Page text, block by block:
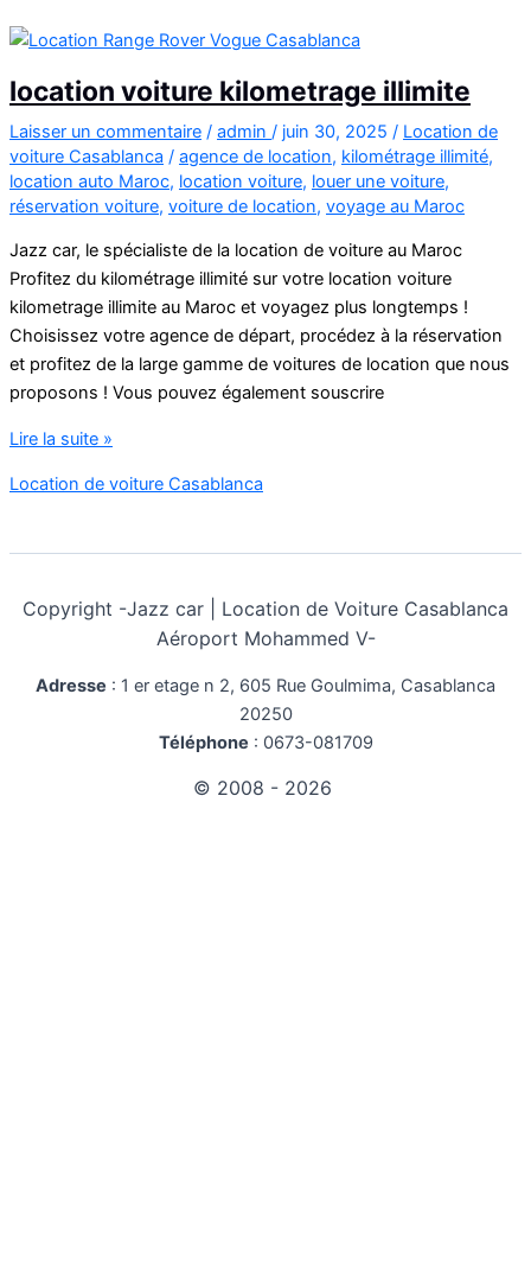
location voiture kilometrage illimite
Laisser un commentaire / admin / juin 30, 2025 / Location de
voiture Casablanca / agence de location, kilométrage illimité,
location auto Maroc, location voiture, louer une voiture,
réservation voiture, voiture de location, voyage au Maroc
Jazz car, le spécialiste de la location de voiture au Maroc
Profitez du kilométrage illimité sur votre location voiture
kilometrage illimite au Maroc et voyagez plus longtemps !
Choisissez votre agence de départ, procédez à la réservation
et profitez de la large gamme de voitures de location que nous
proposons ! Vous pouvez également souscrire
location
kilometrage
Lire la suite »
Location de voiture Casablanca
Copyright -Jazz car | Location de Voiture Casablanca
Aéroport Mohammed V-
Adresse : 1 er etage n 2, 605 Rue Goulmima, Casablanca
20250
Téléphone : 0673-081709
© 2008 - 2026